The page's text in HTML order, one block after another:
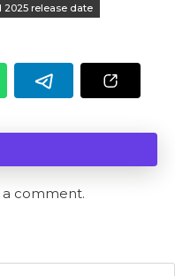
release date
comment.